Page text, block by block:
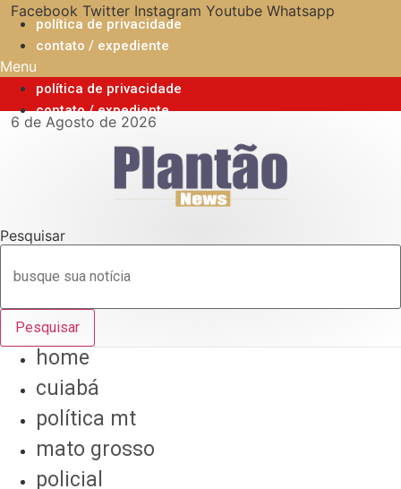
para
conteúdo
Facebook Twitter Instagram Youtube Whatsapp
política de privacidade
contato / expediente
Menu
política de privacidade
contato / expediente
6 de Agosto de 2026
Pesquisar
Pesquisar
home
cuiabá
política mt
mato grosso
policial